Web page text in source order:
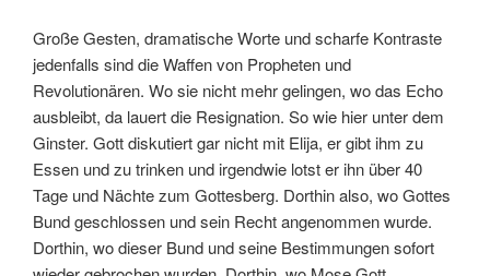
Große Gesten, dramatische Worte und scharfe Kontraste
jedenfalls sind die Waffen von Propheten und
Revolutionären. Wo sie nicht mehr gelingen, wo das Echo
ausbleibt, da lauert die Resignation. So wie hier unter dem
Ginster. Gott diskutiert gar nicht mit Elija, er gibt ihm zu
Essen und zu trinken und irgendwie lotst er ihn über 40
Tage und Nächte zum Gottesberg. Dorthin also, wo Gottes
Bund geschlossen und sein Recht angenommen wurde.
Dorthin, wo dieser Bund und seine Bestimmungen sofort